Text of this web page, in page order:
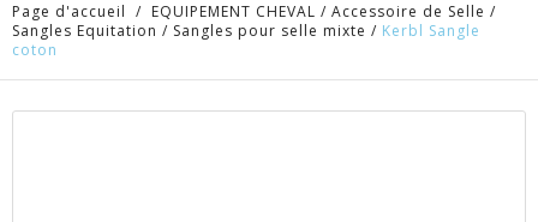
Page d'accueil / EQUIPEMENT CHEVAL / Accessoire de Selle /
Sangles Equitation / Sangles pour selle mixte / Kerbl Sangle
coton